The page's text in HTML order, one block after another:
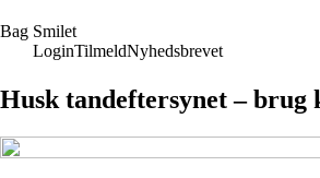
Bag Smilet
LoginTilmeldNyhedsbrevet
Husk tandeftersynet –